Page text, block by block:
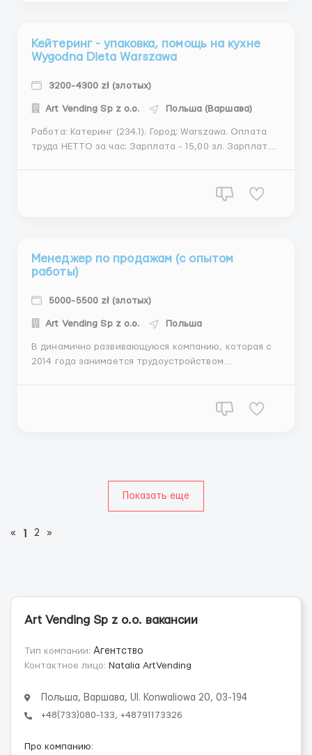
Кейтеринг - упаковка, помощь на кухне
Wygodna Dieta Warszawa
3200-4300 zł (злотых)
Art Vending Sp z o.o. Польша (Варшава)
Работа: Катеринг (234.1). Город: Warszawa. Оплата
труда НЕТТО за час: Зарплата - 15,00 зл. Зарплата
26 лет - 19.82 зл. Есть возможность получать
Менеджер по продажам (с опытом
работы)
5000-5500 zł (злотых)
Art Vending Sp z o.o. Польша
В динамично развивающуюся компанию, которая с
2014 года занимается трудоустройством
Показать еще
« 2 »
Art Vending Sp z o.o. вакансии
Тип компании: Агентство
Контактное лицо: Natalia ArtVending
Польша, Варшава, Ul. Konwaliowa 20, 03-194
+48(733)080-133, +48791173326
Про компанию: